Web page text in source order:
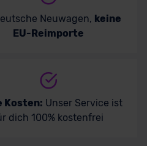
Neuwagen, keine
EU-Reimporte
Kosten: Unser Service ist
dich 100% kostenfrei